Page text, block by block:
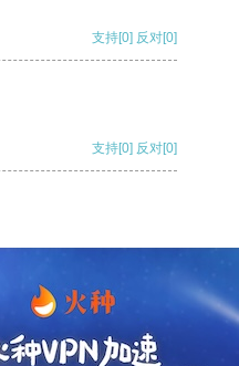
支持[0] 反对[0]
支持[0] 反对[0]